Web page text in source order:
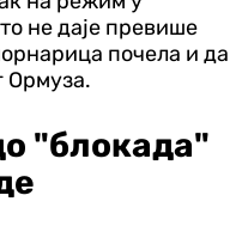
не даје превише
почела и да
Ормуза.
"блокада"